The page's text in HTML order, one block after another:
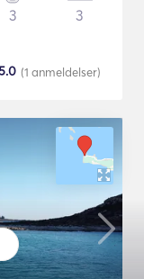
3 3
(1 anmeldelser)